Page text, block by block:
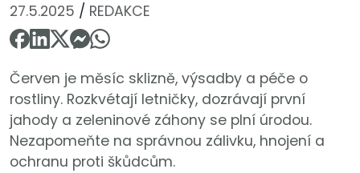
27.5.2025 / REDAKCE
Červen je měsíc sklizně, výsadby a péče o
rostliny. Rozkvétají letničky, dozrávají první
jahody a zeleninové záhony se plní úrodou.
Nezapomeňte na správnou zálivku, hnojení a
ochranu proti škůdcům.